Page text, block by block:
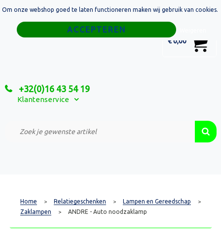
€ 0,00
+32(0)16 43 54 19
Klantenservice
Home
Relatiegeschenken
Custom Made Projecten
Home > Relatiegeschenken > Lampen en Gereedschap >
Zaklampen > ANDRE - Auto noodzaklamp
Om onze webshop goed te laten functioneren maken wij gebruik van cookies.